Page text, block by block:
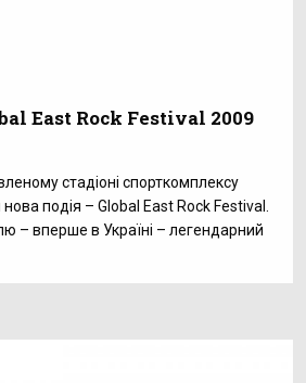
East Rock Festival 2009
стадіоні спорткомплексу
подія – Global East Rock Festival.
– вперше в Україні – легендарний